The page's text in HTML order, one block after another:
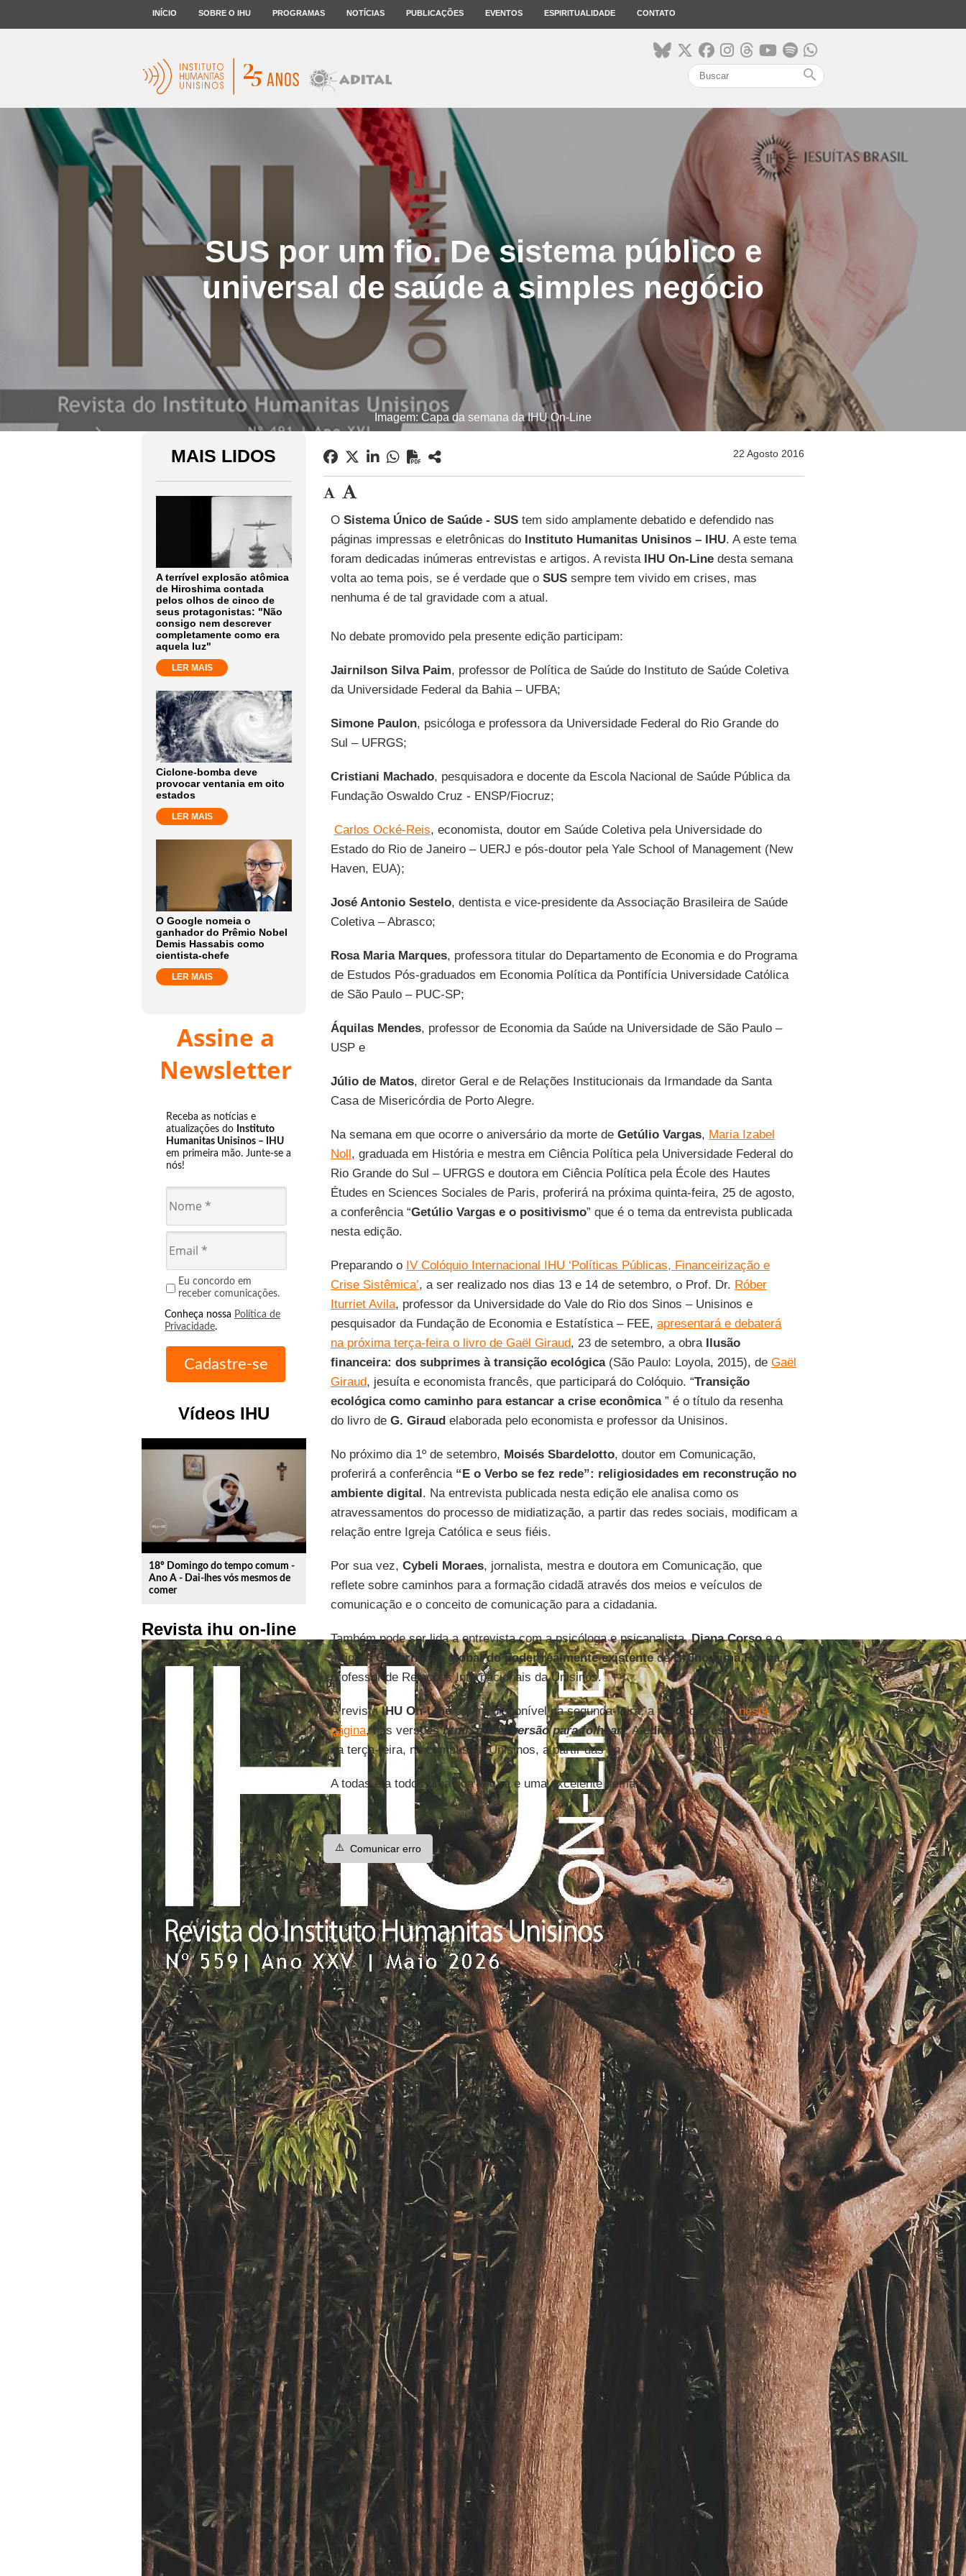
INÍCIO SOBRE O IHU PROGRAMAS NOTÍCIAS PUBLICAÇÕES EVENTOS ESPIRITUALIDADE CONTATO
search
SUS por um fio. De sistema público e
universal de saúde a simples negócio
Imagem: Capa da semana da IHU On-Line
MAIS LIDOS
A terrível explosão atômica
de Hiroshima contada
pelos olhos de cinco de
seus protagonistas: "Não
consigo nem descrever
completamente como era
aquela luz"
LER MAIS
Ciclone-bomba deve
provocar ventania em oito
estados
LER MAIS
O Google nomeia o
ganhador do Prêmio Nobel
Demis Hassabis como
cientista-chefe
LER MAIS
Assine a
Newsletter
Receba as notícias e
atualizações do Instituto
Humanitas Unisinos – IHU
em primeira mão. Junte-se a
nós!
Eu concordo em
receber comunicações.
Conheça nossa Política de
Privacidade.
Vídeos IHU
play_circle_outline
18º Domingo do tempo comum -
Ano A - Dai-lhes vós mesmos de
comer
Revista ihu on-line
22 Agosto 2016
O Sistema Único de Saúde - SUStem sido amplamente debatido e defendido nas
páginas impressas e eletrônicas do Instituto Humanitas Unisinos – IHU. A este tema
foram dedicadas inúmeras entrevistas e artigos. A revista IHU On-Linedesta semana
volta ao tema pois, se é verdade que o SUSsempre tem vivido em crises, mas
nenhuma é de tal gravidade com a atual.
No debate promovido pela presente edição participam:
Jairnilson Silva Paim, professor de Política de Saúde do Instituto de Saúde Coletiva
da Universidade Federal da Bahia – UFBA;
Simone Paulon, psicóloga e professora da Universidade Federal do Rio Grande do
Sul – UFRGS;
Cristiani Machado, pesquisadora e docente da Escola Nacional de Saúde Pública da
Fundação Oswaldo Cruz - ENSP/Fiocruz;
Carlos Ocké-Reis, economista, doutor em Saúde Coletiva pela Universidade do
Estado do Rio de Janeiro – UERJ e pós-doutor pela Yale School of Management (New
Haven, EUA);
José Antonio Sestelo, dentista e vice-presidente da Associação Brasileira de Saúde
Coletiva – Abrasco;
Rosa Maria Marques, professora titular do Departamento de Economia e do Programa
de Estudos Pós-graduados em Economia Política da Pontifícia Universidade Católica
de São Paulo – PUC-SP;
Áquilas Mendes, professor de Economia da Saúde na Universidade de São Paulo –
USP e
Júlio de Matos, diretor Geral e de Relações Institucionais da Irmandade da Santa
Casa de Misericórdia de Porto Alegre.
Na semana em que ocorre o aniversário da morte de Getúlio Vargas, Maria Izabel
Noll, graduada em História e mestra em Ciência Política pela Universidade Federal do
Rio Grande do Sul – UFRGS e doutora em Ciência Política pela École des Hautes
Études en Sciences Sociales de Paris, proferirá na próxima quinta-feira, 25 de agosto,
a conferência “Getúlio Vargas e o positivismo” que é o tema da entrevista publicada
nesta edição.
Preparando o IV Colóquio Internacional IHU ‘Políticas Públicas, Financeirização e
Crise Sistêmica’, a ser realizado nos dias 13 e 14 de setembro, o Prof. Dr. Róber
Iturriet Avila, professor da Universidade do Vale do Rio dos Sinos – Unisinos e
pesquisador da Fundação de Economia e Estatística – FEE, apresentará e debaterá
na próxima terça-feira o livro de Gaël Giraud, 23 de setembro, a obra Ilusão
financeira: dos subprimes à transição ecológica (São Paulo: Loyola, 2015), de Gaël
Giraud, jesuíta e economista francês, que participará do Colóquio. “Transição
ecológica como caminho para estancar a crise econômica ” é o título da resenha
do livro de G. Giraud elaborada pelo economista e professor da Unisinos.
No próximo dia 1º de setembro, Moisés Sbardelotto, doutor em Comunicação,
proferirá a conferência “E o Verbo se fez rede”: religiosidades em reconstrução no
ambiente digital. Na entrevista publicada nesta edição ele analisa como os
atravessamentos do processo de midiatização, a partir das redes sociais, modificam a
relação entre Igreja Católica e seus fiéis.
Por sua vez, Cybeli Moraes, jornalista, mestra e doutora em Comunicação, que
reflete sobre caminhos para a formação cidadã através dos meios e veículos de
comunicação e o conceito de comunicação para a cidadania.
Também pode ser lida a entrevista com a psicóloga e psicanalista,Diana Corsoe o
artigo A Governança global do poder realmente existentedeBruno Lima Rocha,
professor de Relações Internacionais da Unisinos.
A revistaIHU On-Lineestará disponível na segunda-feira, a partir das 17h,nesta
página, nas versõeshtml,pdfe ‘versão para folhear’. Aedição impressacirculará
na terça-feira, no campus da Unisinos, a partir das 8h.
A todas e a todos uma boa leitura e uma excelente semana!
⚠️ Comunicar erro